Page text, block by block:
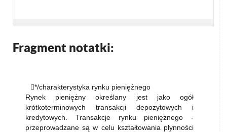
Fragment notatki:
*/charakterystyka rynku pieniężnego
Rynek pieniężny określany jest jako ogół
krótkoterminowych transakcji depozytowych i
kredytowych. Transakcje rynku pieniężnego -
przeprowadzane są w celu kształtowania płynności